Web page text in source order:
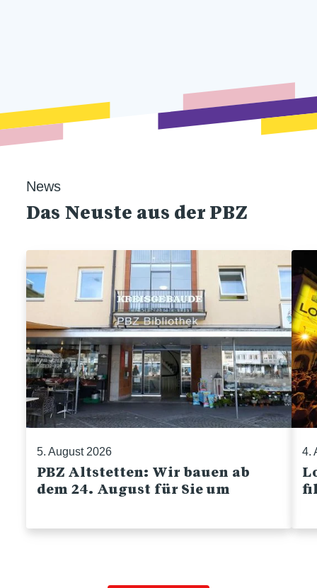
News
Das Neuste aus der PBZ
5. August 2026
PBZ Altstetten: Wir bauen ab
dem 24. August für Sie um
4.